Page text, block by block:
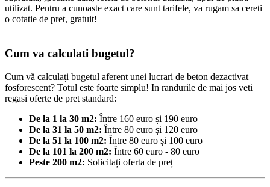
utilizat. Pentru a cunoaste exact care sunt tarifele, va rugam sa cereti
o cotatie de pret, gratuit!
Cum va calculati bugetul?
Cum vă calculați bugetul aferent unei lucrari de beton dezactivat
fosforescent? Totul este foarte simplu! In randurile de mai jos veti
regasi oferte de pret standard:
De la 1 la 30 m2: Între 160 euro și 190 euro
De la 31 la 50 m2: Între 80 euro și 120 euro
De la 51 la 100 m2: Între 80 euro și 100 euro
De la 101 la 200 m2: Între 60 euro - 80 euro
Peste 200 m2: Solicitați oferta de preț